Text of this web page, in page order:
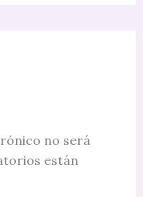
no será
están